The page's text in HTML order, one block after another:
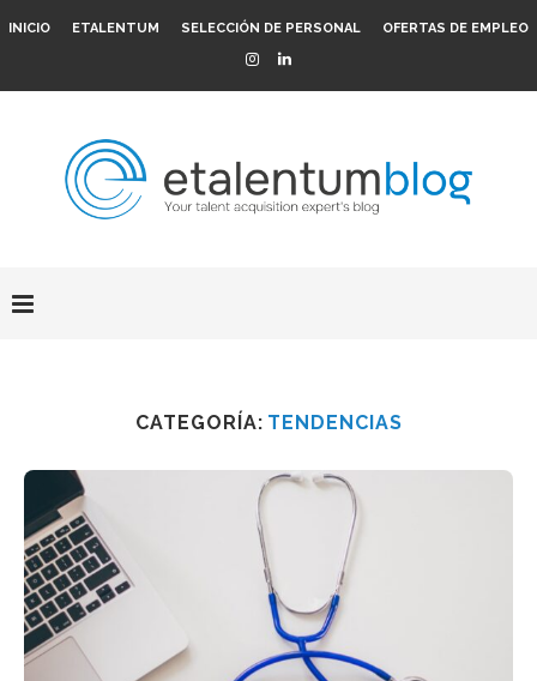
INICIO ETALENTUM SELECCIÓN DE PERSONAL OFERTAS DE EMPLEO
CATEGORÍA: TENDENCIAS